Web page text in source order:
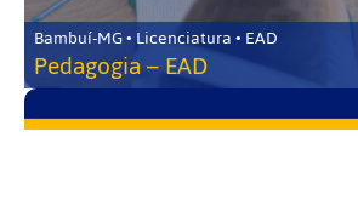
Bambuí-MG • Licenciatura • EAD
Pedagogia – EAD